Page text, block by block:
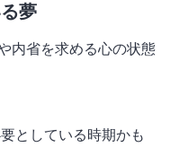
夢
内省を求める心の状態
としている時期かも